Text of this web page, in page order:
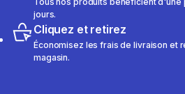
jours.
Cliquez et retirez
Économisez les frais de livraison et
magasin.